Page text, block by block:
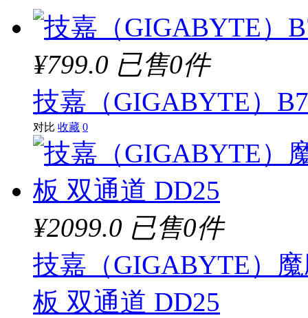
¥799.0 已售0件
技嘉（GIGABYTE）
对比 收藏 0
¥2099.0 已售0件
技嘉（GIGABYTE）
板 双通道 DD25